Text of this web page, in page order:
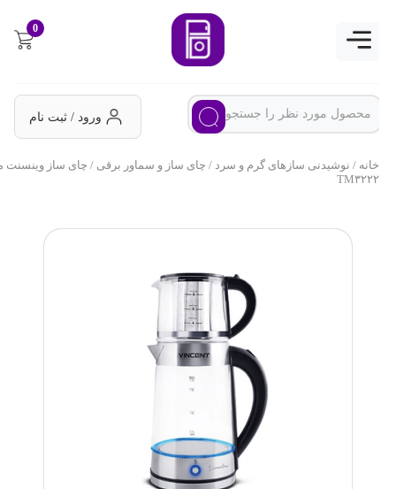
ورود / ثبت نام
خانه/نوشیدنی سازهای گرم و سرد/ چای ساز و سماور برقی / چای ساز وینسنت مدل
TM۳۲۲۲